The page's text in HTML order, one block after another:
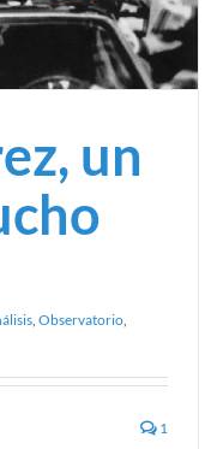
un
, Observatorio,
1